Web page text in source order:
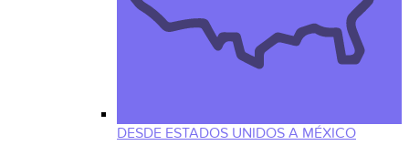
DESDE ESTADOS UNIDOS A MÉXICO